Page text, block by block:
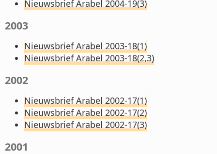
Nieuwsbrief Arabel 2004-19(3)
2003
Nieuwsbrief Arabel 2003-18(1)
Nieuwsbrief Arabel 2003-18(2,3)
2002
Nieuwsbrief Arabel 2002-17(1)
Nieuwsbrief Arabel 2002-17(2)
Nieuwsbrief Arabel 2002-17(3)
2001